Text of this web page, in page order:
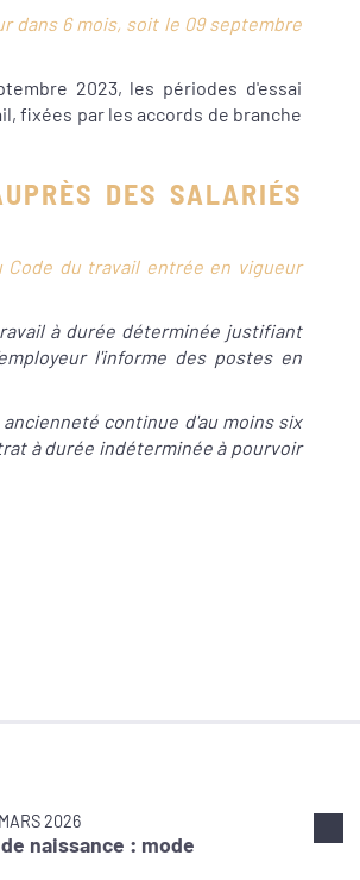
dans 6 mois, soit le 09 septembre
2023, les périodes d'essai
fixées par les accords de branche
DES SALARIÉS
Code du travail entrée en vigueur
à durée déterminée justifiant
l'informe des postes en
continue d'au moins six
à durée indéterminée à pourvoir
2026
naissance : mode